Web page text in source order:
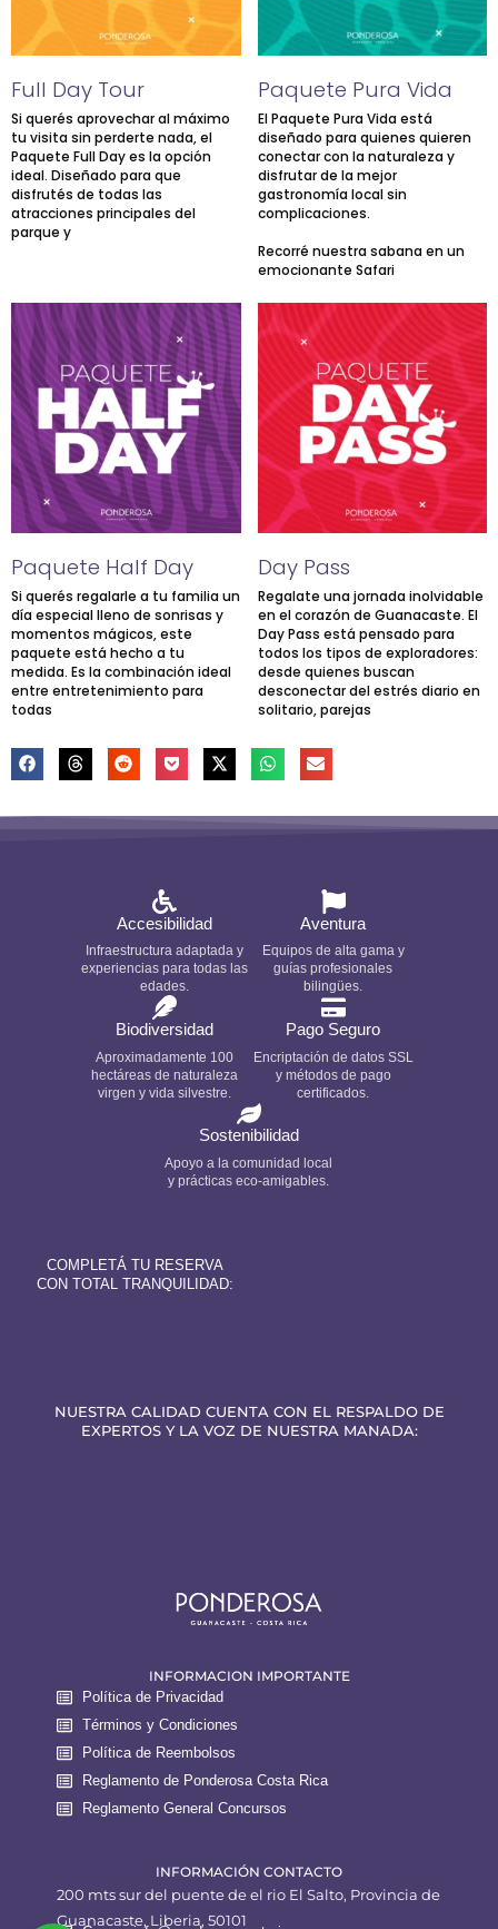
Full Day Tour
Si querés aprovechar al máximo
tu visita sin perderte nada, el
Paquete Full Day es la opción
ideal. Diseñado para que
disfrutés de todas las
atracciones principales del
parque y
Paquete Pura Vida
El Paquete Pura Vida está
diseñado para quienes quieren
conectar con la naturaleza y
disfrutar de la mejor
gastronomía local sin
complicaciones.
Recorré nuestra sabana en un
emocionante Safari
Paquete Half Day
Si querés regalarle a tu familia un
día especial lleno de sonrisas y
momentos mágicos, este
paquete está hecho a tu
medida. Es la combinación ideal
entre entretenimiento para
todas
Day Pass
Regalate una jornada inolvidable
en el corazón de Guanacaste. El
Day Pass está pensado para
todos los tipos de exploradores:
desde quienes buscan
desconectar del estrés diario en
solitario, parejas
Accesibilidad
Infraestructura adaptada y
experiencias para todas las
edades.
Aventura
Equipos de alta gama y
guías profesionales
bilingües.
Biodiversidad
Aproximadamente 100
hectáreas de naturaleza
virgen y vida silvestre.
Pago Seguro
Encriptación de datos SSL
y métodos de pago
certificados.
Sostenibilidad
Apoyo a la comunidad local
y prácticas eco-amigables.
COMPLETÁ TU RESERVA
CON TOTAL TRANQUILIDAD:
NUESTRA CALIDAD CUENTA CON EL RESPALDO DE
EXPERTOS Y LA VOZ DE NUESTRA MANADA:
INFORMACION IMPORTANTE
Política de Privacidad
Términos y Condiciones
Política de Reembolsos
Reglamento de Ponderosa Costa Rica
Reglamento General Concursos
INFORMACIÓN CONTACTO
200 mts sur del puente de el rio El Salto, Provincia de
Guanacaste, Liberia, 50101